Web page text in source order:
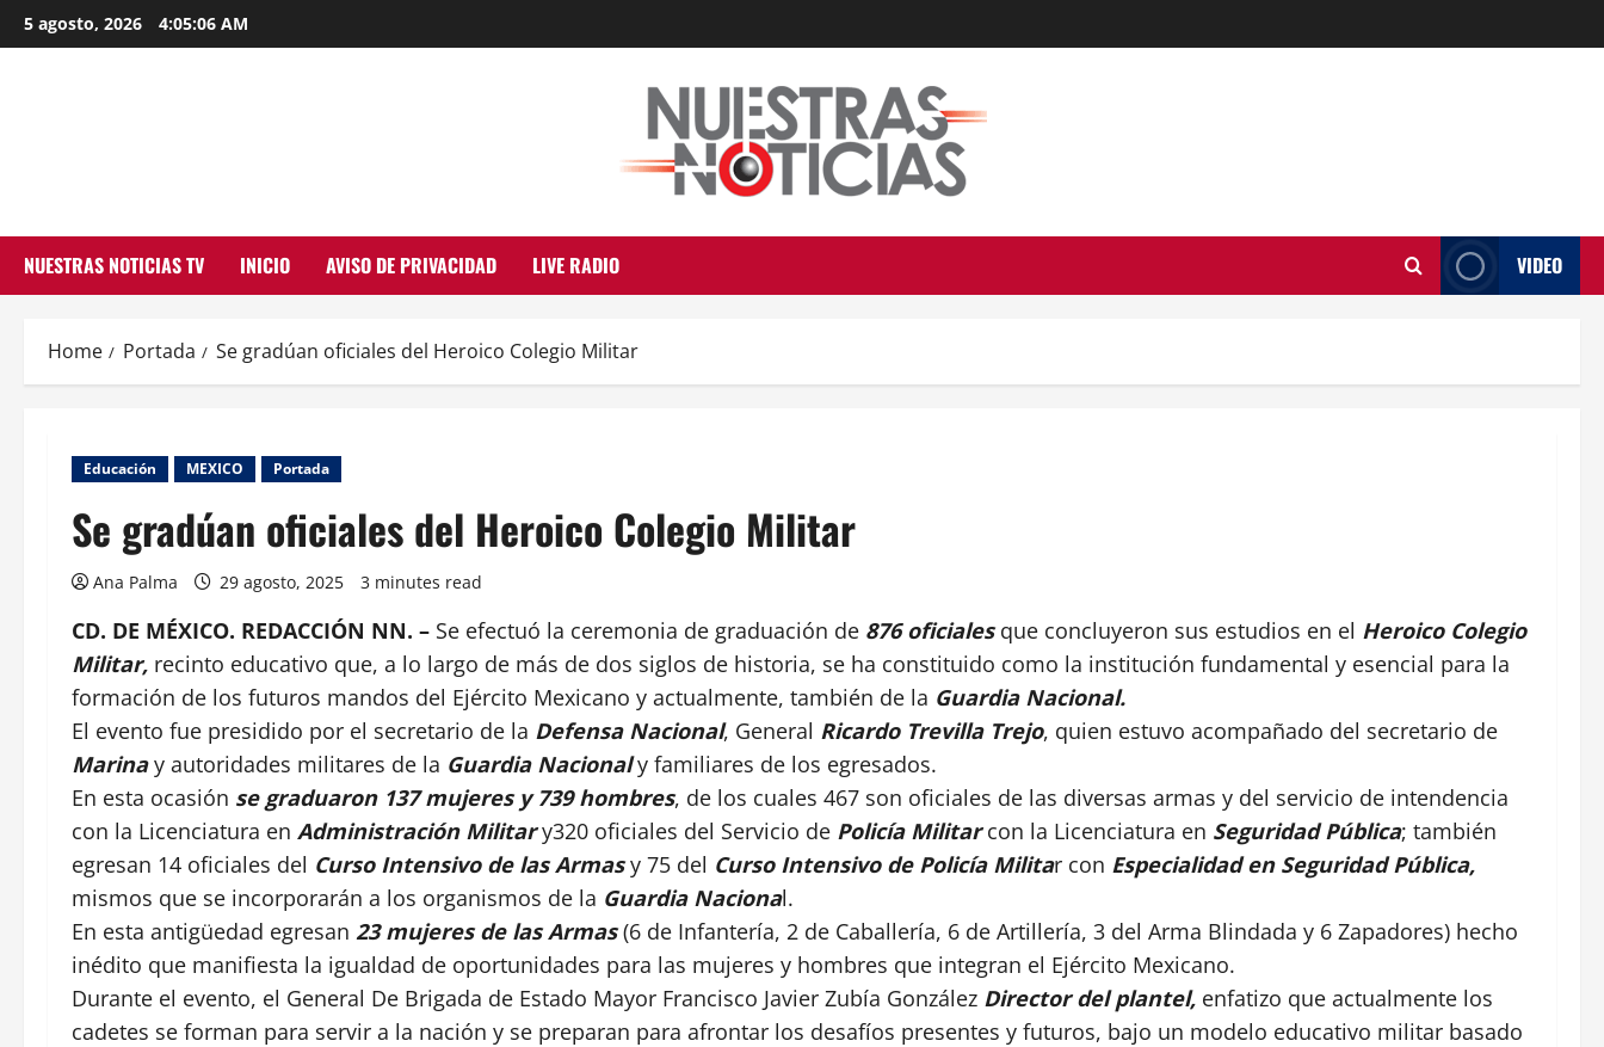
Skip
to
5 agosto, 2026 4:05:07 AM
NUESTRAS NOTICIAS TV INICIO AVISO DE PRIVACIDAD LIVE RADIO VIDEO
Home Portada Se gradúan oficiales del Heroico Colegio Militar
Educación MEXICO Portada
Se gradúan oficiales del Heroico Colegio Militar
Ana Palma 29 agosto, 2025 3 minutes read
CD. DE MÉXICO. REDACCIÓN NN. – Se efectuó la ceremonia de graduación de 876 oficialesque concluyeron sus estudios en el Heroico Colegio
Militar, recinto educativo que, a lo largo de más de dos siglos de historia, se ha constituido como la institución fundamental y esencial para la
formación de los futuros mandos del Ejército Mexicano y actualmente, también de la Guardia Nacional.
El evento fue presidido por el secretario de la Defensa Nacional, General Ricardo Trevilla Trejo, quien estuvo acompañado del secretario de
Marinay autoridades militares de la Guardia Nacionaly familiares de los egresados.
En esta ocasión se graduaron 137 mujeres y 739 hombres, de los cuales 467 son oficiales de las diversas armas y del servicio de intendencia
con la Licenciatura en Administración Militar y320 oficiales del Servicio de Policía Militar con la Licenciatura en Seguridad Pública; también
egresan 14 oficiales del Curso Intensivo de las Armas y 75 del Curso Intensivo de Policía Militar con Especialidad en Seguridad Pública,
mismos que se incorporarán a los organismos de la Guardia Nacional.
En esta antigüedad egresan 23 mujeres de las Armas(6 de Infantería, 2 de Caballería, 6 de Artillería, 3 del Arma Blindada y 6 Zapadores) hecho
inédito que manifiesta la igualdad de oportunidades para las mujeres y hombres que integran el Ejército Mexicano.
Durante el evento, el General De Brigada de Estado Mayor Francisco Javier Zubía González Director del plantel, enfatizo que actualmente los
cadetes se forman para servir a la nación y se preparan para afrontar los desafíos presentes y futuros, bajo un modelo educativo militar basado